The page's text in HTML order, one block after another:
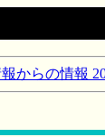
からの情報